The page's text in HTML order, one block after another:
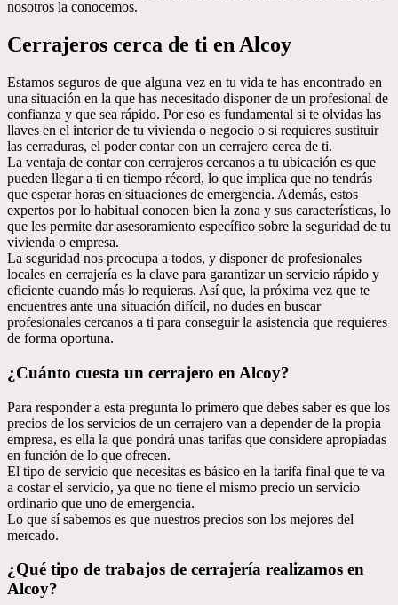
nosotros la conocemos.
Cerrajeros cerca de ti en Alcoy
Estamos seguros de que alguna vez en tu vida te has encontrado en
una situación en la que has necesitado disponer de un profesional de
confianza y que sea rápido. Por eso es fundamental si te olvidas las
llaves en el interior de tu vivienda o negocio o si requieres sustituir
las cerraduras, el poder contar con un cerrajero cerca de ti.
La ventaja de contar con cerrajeros cercanos a tu ubicación es que
pueden llegar a ti en tiempo récord, lo que implica que no tendrás
que esperar horas en situaciones de emergencia. Además, estos
expertos por lo habitual conocen bien la zona y sus características, lo
que les permite dar asesoramiento específico sobre la seguridad de tu
vivienda o empresa.
La seguridad nos preocupa a todos, y disponer de profesionales
locales en cerrajería es la clave para garantizar un servicio rápido y
eficiente cuando más lo requieras. Así que, la próxima vez que te
encuentres ante una situación difícil, no dudes en buscar
profesionales cercanos a ti para conseguir la asistencia que requieres
de forma oportuna.
¿Cuánto cuesta un cerrajero en Alcoy?
Para responder a esta pregunta lo primero que debes saber es que los
precios de los servicios de un cerrajero van a depender de la propia
empresa, es ella la que pondrá unas tarifas que considere apropiadas
en función de lo que ofrecen.
El tipo de servicio que necesitas es básico en la tarifa final que te va
a costar el servicio, ya que no tiene el mismo precio un servicio
ordinario que uno de emergencia.
Lo que sí sabemos es que nuestros precios son los mejores del
mercado.
¿Qué tipo de trabajos de cerrajería realizamos en
Alcoy?